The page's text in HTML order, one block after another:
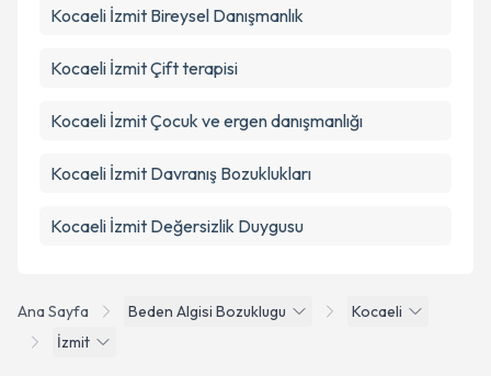
Ana Sayfa Beden Algisi Bozuklugu
Kocaeli
İzmit
Kocaeli İzmit Bireysel Danışmanlık
Kocaeli İzmit Çift terapisi
Kocaeli İzmit Çocuk ve ergen danışmanlığı
Kocaeli İzmit Davranış Bozuklukları
Kocaeli İzmit Değersizlik Duygusu